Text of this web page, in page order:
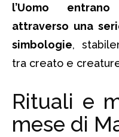
l’Uomo
attraverso una
simbologie,
tra creato e
Rituali e
mese di